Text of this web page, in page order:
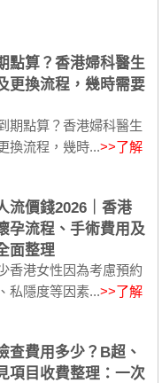
點算？香港婦科醫生
更換流程，幾時需要
點算？香港婦科醫生
換流程，幾時...>>了解
流價錢2026｜香港
孕流程、手術費用及
面整理
香港女性因為考慮預約
私隱度等因素...>>了解
查費用多少？B超、
項目收費整理：一次